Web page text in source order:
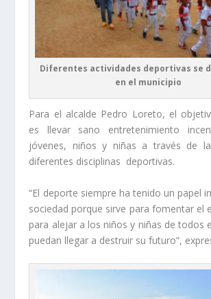
Diferentes actividades deportivas se
en el municipio
Para el alcalde Pedro Loreto, el
es llevar sano entretenimiento
jóvenes, niños y niñas a través de
diferentes disciplinas deportivas.
“El deporte siempre ha tenido un papel
sociedad porque sirve para fomentar el
para alejar a los niños y niñas de todos
puedan llegar a destruir su futuro”,